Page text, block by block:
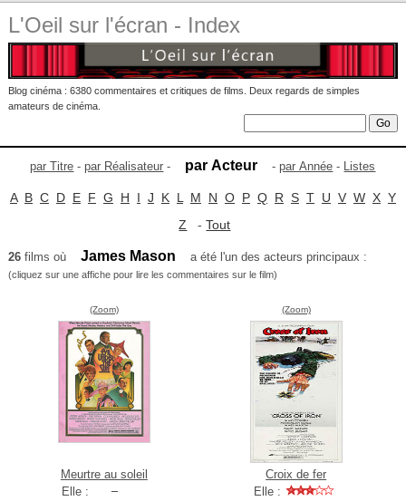
L'Oeil sur l'écran - Index
Blog cinéma : 6380 commentaires et critiques de films. Deux regards de simples
amateurs de cinéma.
par Titre -par Réalisateur - par Acteur -par Année - Listes
A B C D E F G H I J K L M N O P Q R S T U V W X Y
Z -Tout
26films où James Mason a été l'un des acteurs principaux :
(cliquez sur une affiche pour lire les commentaires sur le film)
(Zoom)
Meurtre au soleil
Elle :
(Zoom)
Croix de fer
Elle :